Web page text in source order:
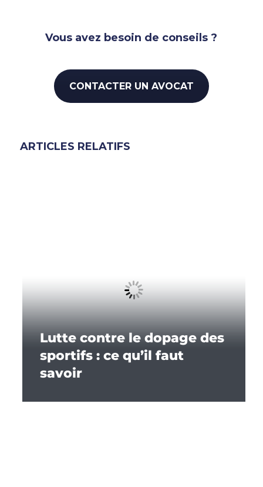
Vous avez besoin de conseils ?
CONTACTER UN AVOCAT
ARTICLES RELATIFS
Lutte contre le dopage des
sportifs : ce qu’il faut
savoir